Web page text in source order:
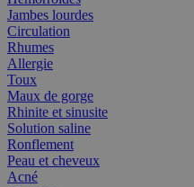
Jambes lourdes
Circulation
Rhumes
Allergie
Toux
Maux de gorge
Rhinite et sinusite
Solution saline
Ronflement
Peau et cheveux
Acné